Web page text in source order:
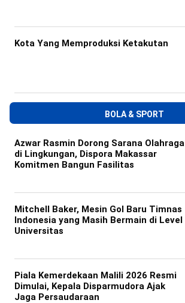
Kota Yang Memproduksi Ketakutan
BOLA & SPORT
Azwar Rasmin Dorong Sarana Olahraga
di Lingkungan, Dispora Makassar
Komitmen Bangun Fasilitas
Mitchell Baker, Mesin Gol Baru Timnas
Indonesia yang Masih Bermain di Level
Universitas
Piala Kemerdekaan Malili 2026 Resmi
Dimulai, Kepala Disparmudora Ajak
Jaga Persaudaraan